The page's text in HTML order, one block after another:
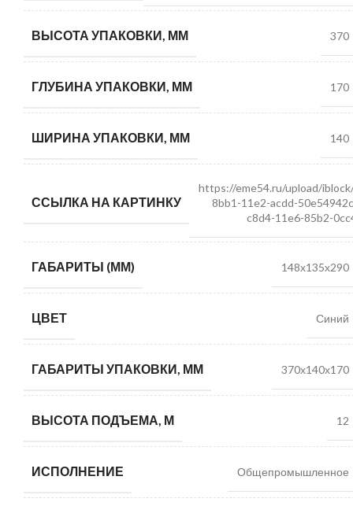
ВЫСОТА УПАКОВКИ, ММ 370
ГЛУБИНА УПАКОВКИ, ММ 170
ШИРИНА УПАКОВКИ, ММ 140
ССЫЛКА НА КАРТИНКУ
https://eme54.ru/upload/
8bb1-11e2-acdd-
c8d4-11e6-85b2-
ГАБАРИТЫ (ММ) 148х135х290
ЦВЕТ Синий
ГАБАРИТЫ УПАКОВКИ, ММ 370х140х170
ВЫСОТА ПОДЪЕМА, М 12
ИСПОЛНЕНИЕ Общепромышленное